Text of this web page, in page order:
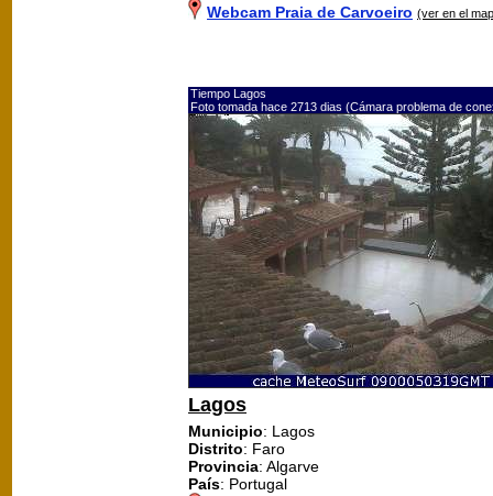
Webcam Praia de Carvoeiro (ver en el
Tiempo Lagos
Foto tomada hace 2713 dias (Cámara problema de
Lagos
Municipio: Lagos
Distrito: Faro
Provincia: Algarve
País: Portugal